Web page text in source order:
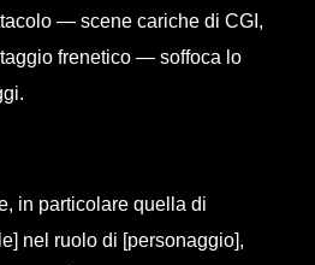
— scene cariche di CGI,
frenetico — soffoca lo
in particolare quella di
nel ruolo di [personaggio],